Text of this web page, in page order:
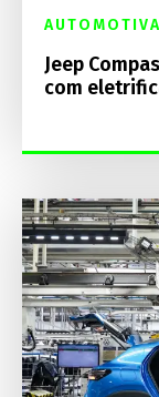
Jeep
com